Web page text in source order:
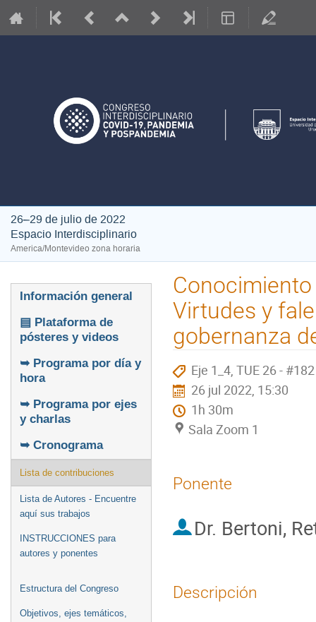
26–29 de julio de 2022
Espacio Interdisciplinario
America/Montevideo zona horaria
Event
menu
Información general
▤ Plataforma de
pósteres y videos
➥ Programa por día y
hora
➥ Programa por ejes
y charlas
➥ Cronograma
Lista de contribuciones
Lista de Autores - Encuentre
aquí sus trabajos
INSTRUCCIONES para
autores y ponentes
Estructura del Congreso
Objetivos, ejes temáticos,
Virtudes y
gobernanza
Eje 1_4, TUE 26 - #182
26 jul 2022, 15:30
1h 30m
Sala Zoom 1
Ponente
Dr. Bertoni,
Descripción